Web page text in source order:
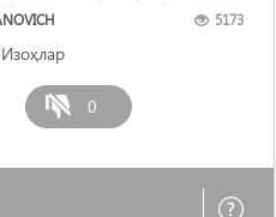
ва юридик шахслар
5173
Изоҳлар
0